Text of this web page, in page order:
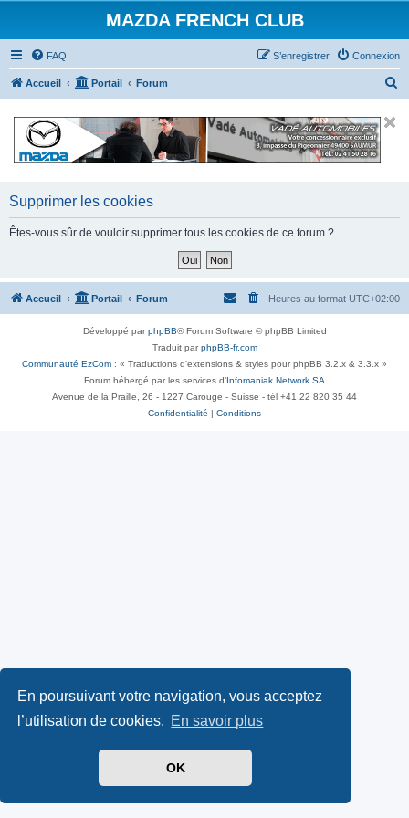
En poursuivant votre navigation, vous acceptez
l’utilisation de cookies. En savoir plus
OK
MAZDA FRENCH CLUB
FAQ Connexion
S’enregistrer
Accueil Portail Forum
Supprimer les cookies
Êtes-vous sûr de vouloir supprimer tous les cookies de ce forum ?
Accueil Portail Forum Heures au format UTC+02:00
Développé parphpBB® Forum Software © phpBB Limited
Traduit parphpBB-fr.com
Communauté EzCom : « Traductions d'extensions & styles pour phpBB 3.2.x & 3.3.x »
Forum hébergé par les services d’Infomaniak Network SA
Avenue de la Praille, 26 - 1227 Carouge - Suisse - tél +41 22 820 35 44
Confidentialité | Conditions